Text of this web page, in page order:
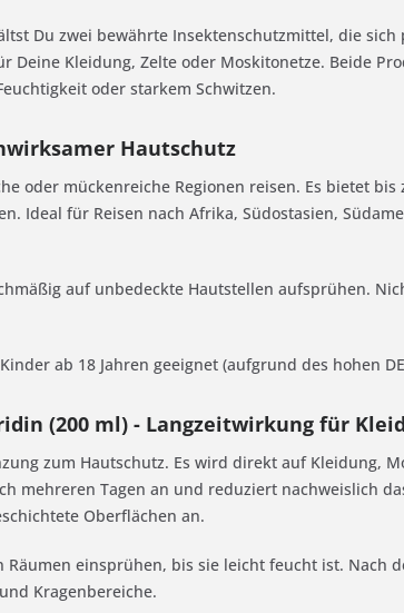
Du zwei bewährte Insektenschutzmittel, die sich
Deine Kleidung, Zelte oder Moskitonetze. Beide
oder starkem Schwitzen.
Hautschutz
oder mückenreiche Regionen reisen. Es bietet
Ideal für Reisen nach Afrika, Südostasien,
auf unbedeckte Hautstellen aufsprühen.
ab 18 Jahren geeignet (aufgrund des hohen
(200 ml) - Langzeitwirkung für
zum Hautschutz. Es wird direkt auf Kleidung,
mehreren Tagen an und reduziert nachweislich
Oberflächen an.
einsprühen, bis sie leicht feucht ist. Nach
Kragenbereiche.